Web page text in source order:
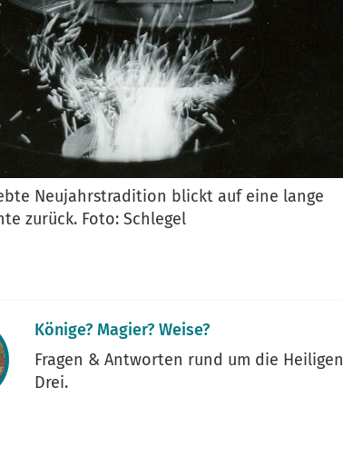
Neujahrstradition blickt auf eine lange
zurück. Foto: Schlegel
Könige? Magier? Weise?
Fragen & Antworten rund um die Heiligen
Drei.